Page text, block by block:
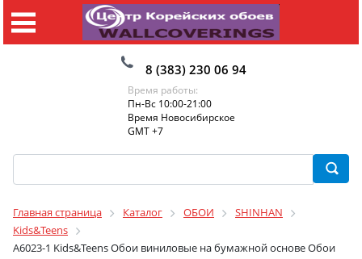
8 (383) 230 06 94
Время работы:
Пн-Вс 10:00-21:00
Время Новосибирское
GMT +7
Главная страница Каталог ОБОИ
SHINHAN
Kids&Teens
A6023-1 Kids&Teens Обои виниловые на бумажной основе Обои